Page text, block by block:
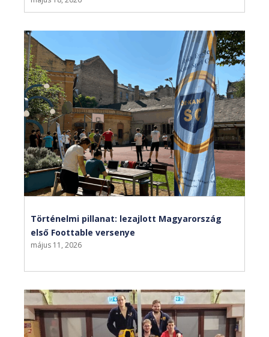
Történelmi pillanat: lezajlott Magyarország
első Foottable versenye
május 11, 2026